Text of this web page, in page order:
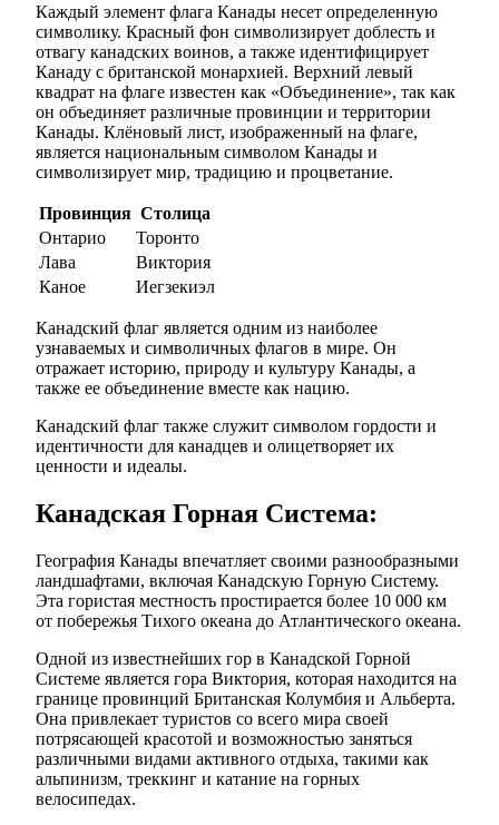
Каждый элемент флага Канады несет определенную
символику. Красный фон символизирует доблесть и
отвагу канадских воинов, а также идентифицирует
Канаду с британской монархией. Верхний левый
квадрат на флаге известен как «Объединение», так как
он объединяет различные провинции и территории
Канады. Клёновый лист, изображенный на флаге,
является национальным символом Канады и
символизирует мир, традицию и процветание.
Провинция Столица
Онтарио
Торонто
Лава
Виктория
Каное
Иегзекиэл
Канадский флаг является одним из наиболее
узнаваемых и символичных флагов в мире. Он
отражает историю, природу и культуру Канады, а
также ее объединение вместе как нацию.
Канадский флаг также служит символом гордости и
идентичности для канадцев и олицетворяет их
ценности и идеалы.
Канадская Горная Система:
География Канады впечатляет своими разнообразными
ландшафтами, включая Канадскую Горную Систему.
Эта гористая местность простирается более 10 000 км
от побережья Тихого океана до Атлантического океана.
Одной из известнейших гор в Канадской Горной
Системе является гора Виктория, которая находится на
границе провинций Британская Колумбия и Альберта.
Она привлекает туристов со всего мира своей
потрясающей красотой и возможностью заняться
различными видами активного отдыха, такими как
альпинизм, треккинг и катание на горных
велосипедах.